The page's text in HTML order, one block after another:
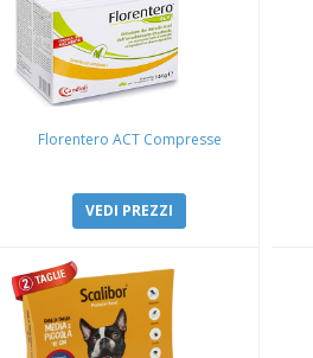
Florentero ACT Compresse
VEDI PREZZI